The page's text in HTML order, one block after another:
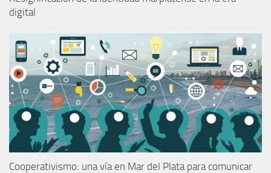
digital
Cooperativismo: una vía en Mar del Plata para comunicar